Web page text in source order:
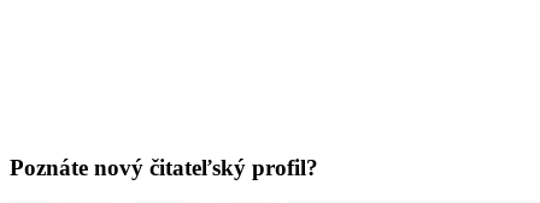
Poznáte nový čitateľský profil?